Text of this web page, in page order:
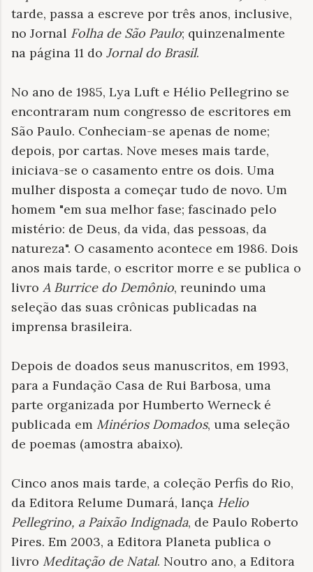
tarde, passa a escreve por três anos, inclusive,
no Jornal Folha de São Paulo; quinzenalmente
na página 11 do Jornal do Brasil.
No ano de 1985, Lya Luft e Hélio Pellegrino se
encontraram num congresso de escritores em
São Paulo. Conheciam-se apenas de nome;
depois, por cartas. Nove meses mais tarde,
iniciava-se o casamento entre os dois. Uma
mulher disposta a começar tudo de novo. Um
homem "em sua melhor fase; fascinado pelo
mistério: de Deus, da vida, das pessoas, da
natureza". O casamento acontece em 1986. Dois
anos mais tarde, o escritor morre e se publica o
livro A Burrice do Demônio, reunindo uma
seleção das suas crônicas publicadas na
imprensa brasileira.
Depois de doados seus manuscritos, em 1993,
para a Fundação Casa de Rui Barbosa, uma
parte organizada por Humberto Werneck é
publicada em Minérios Domados, uma seleção
de poemas (amostra abaixo).
Cinco anos mais tarde, a coleção Perfis do Rio,
da Editora Relume Dumará, lança Helio
Pellegrino, a Paixão Indignada, de Paulo Roberto
Pires. Em 2003, a Editora Planeta publica o
livro Meditação de Natal. Noutro ano, a Editora